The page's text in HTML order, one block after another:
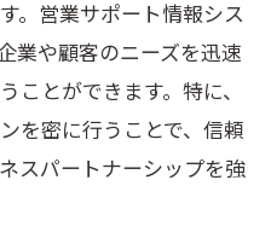
。営業サポート情報シス
業や顧客のニーズを迅速
ことができます。特に、
を密に行うことで、信頼
スパートナーシップを強